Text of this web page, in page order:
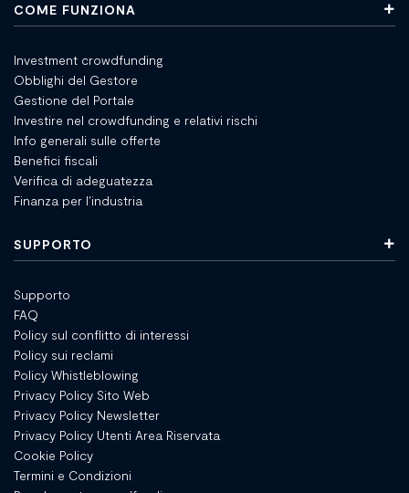
COME FUNZIONA
Investment crowdfunding
Obblighi del Gestore
Gestione del Portale
Investire nel crowdfunding e relativi rischi
Info generali sulle offerte
Benefici fiscali
Verifica di adeguatezza
Finanza per l'industria
SUPPORTO
Supporto
FAQ
Policy sul conflitto di interessi
Policy sui reclami
Policy Whistleblowing
Privacy Policy Sito Web
Privacy Policy Newsletter
Privacy Policy Utenti Area Riservata
Cookie Policy
Termini e Condizioni